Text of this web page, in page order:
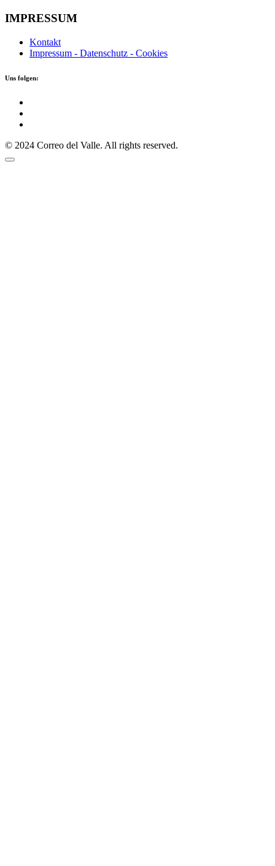
IMPRESSUM
Kontakt
Impressum - Datenschutz - Cookies
Uns folgen:
© 2024 Correo del Valle. All rights reserved.